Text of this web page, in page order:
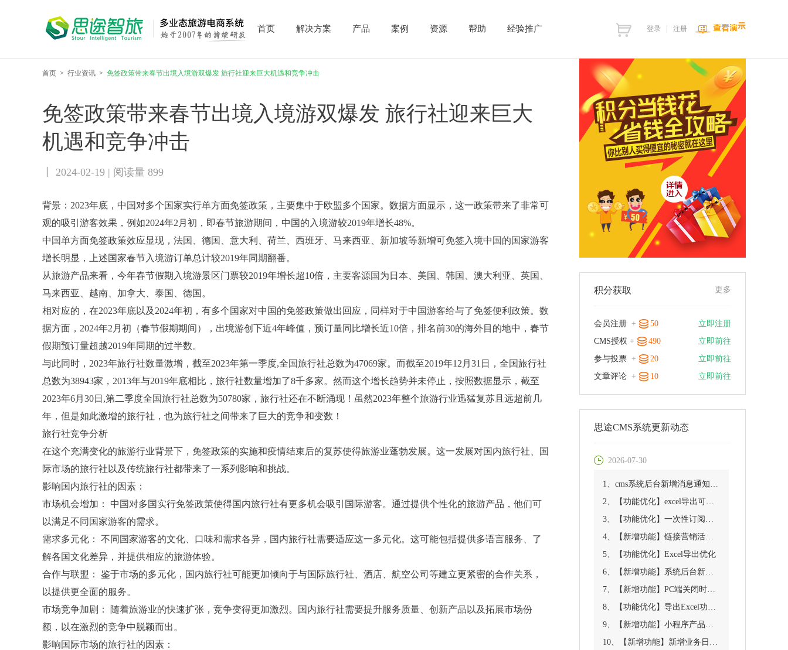
首页 解决方案 产品 案例 资源 帮助 经验推广 登录 注册
首页 > 行业资讯 > 免签政策带来春节出境入境游双爆发 旅行社迎来巨大机遇和竞争冲击
免签政策带来春节出境入境游双爆发 旅行社迎来巨大
机遇和竞争冲击
丨 2024-02-19 | 阅读量 899
背景：2023年底，中国对多个国家实行单方面免签政策，主要集中于欧盟多个国家。数据方面显示，这一政策带来了非常可
观的吸引游客效果，例如2024年2月初，即春节旅游期间，中国的入境游较2019年增长48%。
中国单方面免签政策效应显现，法国、德国、意大利、荷兰、西班牙、马来西亚、新加坡等新增可免签入境中国的国家游客
增长明显，上述国家春节入境游订单总计较2019年同期翻番。
从旅游产品来看，今年春节假期入境游景区门票较2019年增长超10倍，主要客源国为日本、美国、韩国、澳大利亚、英国、
马来西亚、越南、加拿大、泰国、德国。
相对应的，在2023年底以及2024年初，有多个国家对中国的免签政策做出回应，同样对于中国游客给与了免签便利政策。数
据方面，2024年2月初（春节假期期间），出境游创下近4年峰值，预订量同比增长近10倍，排名前30的海外目的地中，春节
假期预订量超越2019年同期的过半数。
与此同时，2023年旅行社数量激增，截至2023年第一季度,全国旅行社总数为47069家。而截至2019年12月31日，全国旅行社
总数为38943家，2013年与2019年底相比，旅行社数量增加了8千多家。然而这个增长趋势并未停止，按照数据显示，截至
2023年6月30日,第二季度全国旅行社总数为50780家，旅行社还在不断涌现！虽然2023年整个旅游行业迅猛复苏且远超前几
年，但是如此激增的旅行社，也为旅行社之间带来了巨大的竞争和变数！
旅行社竞争分析
在这个充满变化的旅游行业背景下，免签政策的实施和疫情结束后的复苏使得旅游业蓬勃发展。这一发展对国内旅行社、国
际市场的旅行社以及传统旅行社都带来了一系列影响和挑战。
影响国内旅行社的因素：
市场机会增加： 中国对多国实行免签政策使得国内旅行社有更多机会吸引国际游客。通过提供个性化的旅游产品，他们可
以满足不同国家游客的需求。
需求多元化： 不同国家游客的文化、口味和需求各异，国内旅行社需要适应这一多元化。这可能包括提供多语言服务、了
解各国文化差异，并提供相应的旅游体验。
合作与联盟： 鉴于市场的多元化，国内旅行社可能更加倾向于与国际旅行社、酒店、航空公司等建立更紧密的合作关系，
以提供更全面的服务。
市场竞争加剧： 随着旅游业的快速扩张，竞争变得更加激烈。国内旅行社需要提升服务质量、创新产品以及拓展市场份
额，以在激烈的竞争中脱颖而出。
影响国际市场的旅行社的因素：
积分获取 更多
会员注册 + 50
立即注册
CMS授权 + 490
立即前往
参与投票 + 20
立即前往
文章评论 + 10 立即前往
思途CMS系统更新动态
2026-07-30
1、cms系统后台新增消息通知优化
2、【功能优化】excel导出可指定供应商
3、【功能优化】一次性订阅消息功能优化
4、【新增功能】链接营销活动设置，新增优惠券地址
5、【功能优化】Excel导出优化
6、【新增功能】系统后台新增消息通知管理
7、【新增功能】PC端关闭时增加一个宣传移动端的模板
8、【功能优化】导出Excel功能优化
9、【新增功能】小程序产品列表页增加两种新的布局样式配置功能
10、【新增功能】新增业务日程表